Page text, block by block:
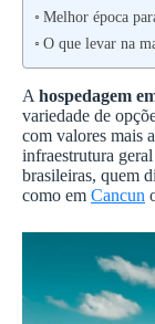
Melhor época
O que levar na
A hospedagem
variedade de
com valores mais
infraestrutura
brasileiras, quem
como em Cancun